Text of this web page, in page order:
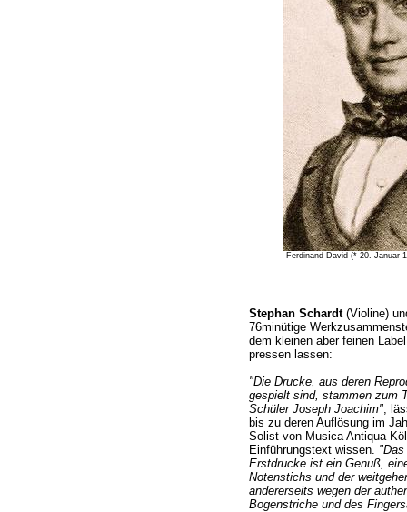
Ferdinand David (* 20. Januar
Stephan Schardt(Violine)
76minütige
dem kleinen aber feinen
pressen lassen:
"Die Drucke, aus deren
gespielt sind, stammen zum
Schüler Joseph Joachim",
bis zu deren Auflösung im
Solist von Musica Antiqua
Einführungstext wissen.
Erstdrucke ist ein Genuß,
Notenstichs und der
andererseits wegen der
Bogenstriche und des